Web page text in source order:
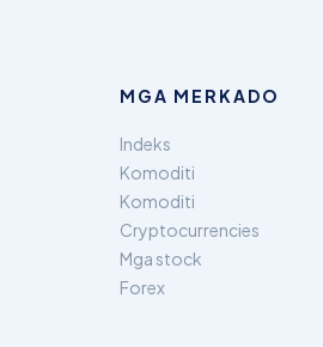
MGA MERKADO
Indeks
Komoditi
Komoditi
Cryptocurrencies
Mga stock
Forex